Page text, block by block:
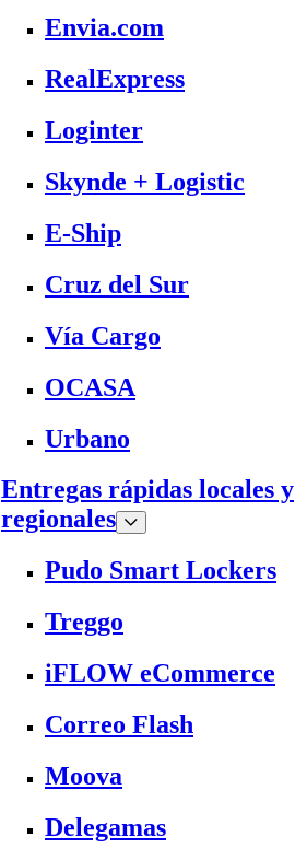
Envia.com
RealExpress
Loginter
Skynde + Logistic
E-Ship
Cruz del Sur
Vía Cargo
OCASA
Urbano
Entregas rápidas locales y
regionales
Pudo Smart Lockers
Treggo
iFLOW eCommerce
Correo Flash
Moova
Delegamas